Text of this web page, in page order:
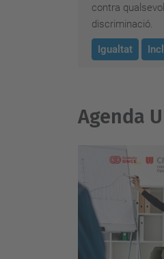
contra
discriminació.
Igualtat
Agenda